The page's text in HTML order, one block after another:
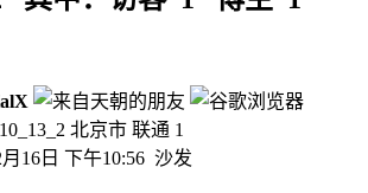
北京市 联通 1
16日 下午10:56 沙发